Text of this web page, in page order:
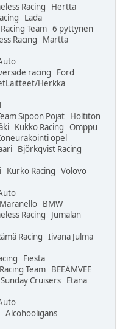
Racing Hertta
Lada
Team 6 pyttynen
Racing Martta
racing Ford
Herkka
Sipoon Pojat Holtiton
Kukko Racing Omppu
opel
Björkqvist Racing
Racing Volovo
BMW
Racing Jumalan
Racing Iivana Julma
Fiesta
Team BEEÄMVEE
Cruisers Etana